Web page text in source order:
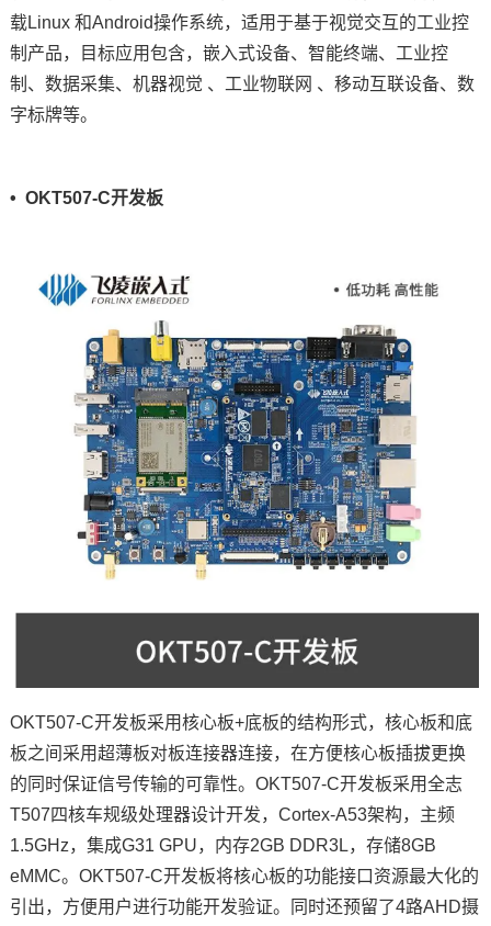
载Linux 和Android操作系统，适用于基于视觉交互的工业控
制产品，目标应用包含，嵌入式设备、智能终端、工业控
制、数据采集、 机器视觉 、 工业物联网 、移动互联设备、 数
字标牌等。
• OKT507-C开发板
OKT507-C开发板采用核心板+底板的结构形式，核心板和底
板之间采用超薄板对板连接器连接，在方便核心板插拔更换
的同时保证信号传输的可靠性。OKT507-C开发板采用全志
T507四核车规级处理器设计开发，Cortex-A53架构，主频
1.5GHz，集成G31 GPU，内存2GB DDR3L，存储8GB
eMMC。OKT507-C开发板将核心板的功能接口资源最大化的
引出，方便用户进行功能开发验证。同时还预留了4路AHD摄